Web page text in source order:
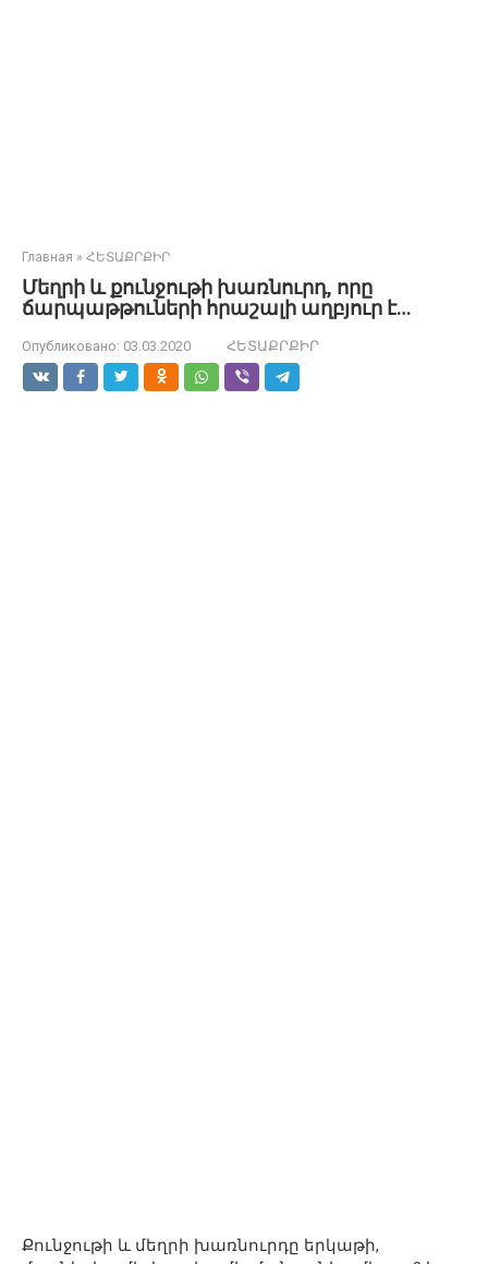
Главная » ՀԵՏԱՔՐՔԻՐ
Մեղրի և քունջութի խառնուրդ, որը
ճարպաթթուների հրաշալի աղբյուր է…
Опубликовано: 03.03.2020 ՀԵՏԱՔՐՔԻՐ
Քունջութի և մեղրի խառնուրդը երկաթի,